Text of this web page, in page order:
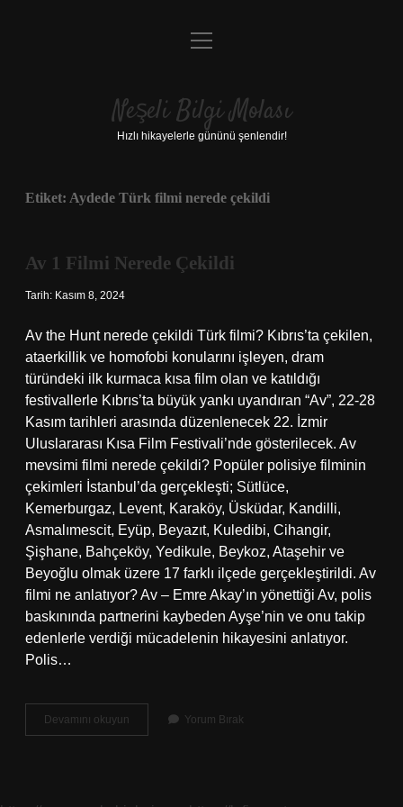
Anasayfa
Yasal Uyarı
menüyü
Neşeli Bilgi Molası
Hızlı hikayelerle gününü şenlendir!
Etiket: Aydede Türk filmi nerede çekildi
Av 1 Filmi Nerede Çekildi
Tarih: Kasım 8, 2024
Av the Hunt nerede çekildi Türk filmi? Kıbrıs’ta çekilen,
ataerkillik ve homofobi konularını işleyen, dram
türündeki ilk kurmaca kısa film olan ve katıldığı
festivallerle Kıbrıs’ta büyük yankı uyandıran “Av”, 22-28
Kasım tarihleri ​​arasında düzenlenecek 22. İzmir
Uluslararası Kısa Film Festivali’nde gösterilecek. Av
mevsimi filmi nerede çekildi? Popüler polisiye filminin
çekimleri İstanbul’da gerçekleşti; Sütlüce,
Kemerburgaz, Levent, Karaköy, Üsküdar, Kandilli,
Asmalımescit, Eyüp, Beyazıt, Kuledibi, Cihangir,
Şişhane, Bahçeköy, Yedikule, Beykoz, Ataşehir ve
Beyoğlu olmak üzere 17 farklı ilçede gerçekleştirildi. Av
filmi ne anlatıyor? Av – Emre Akay’ın yönettiği Av, polis
baskınında partnerini kaybeden Ayşe’nin ve onu takip
edenlerle verdiği mücadelenin hikayesini anlatıyor.
Polis…
Devamını okuyun
1
Yorum Bırak